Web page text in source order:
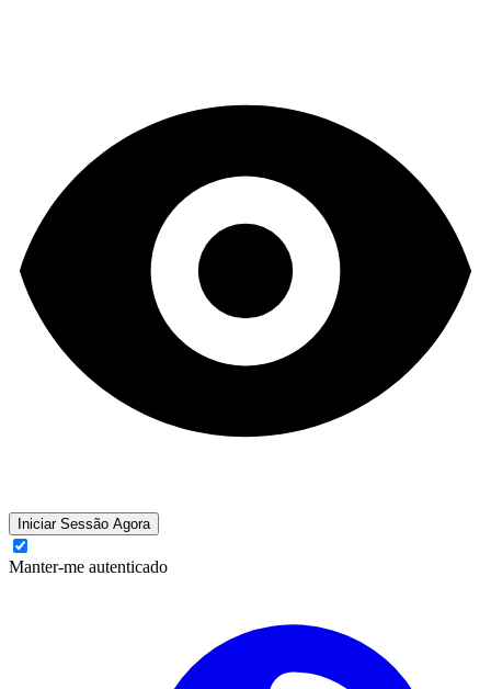
Iniciar Sessão Agora
Manter-me autenticado